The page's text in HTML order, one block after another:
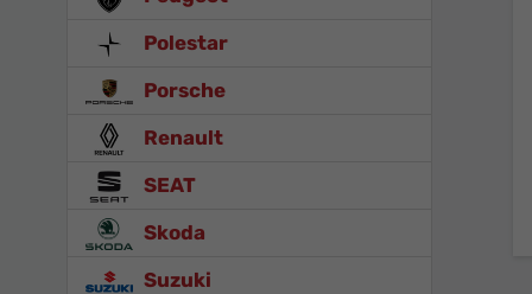
Polestar
Porsche
Renault
SEAT
Skoda
Suzuki